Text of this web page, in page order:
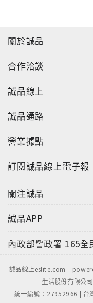
關於誠品
合作洽談
誠品線上
誠品通路
營業據點
訂閱誠品線上電子報
關注誠品
誠品APP
內政部警政署 165全
誠品線上eslite.com -
生活股份有限公
統一編號：27952966 | 台